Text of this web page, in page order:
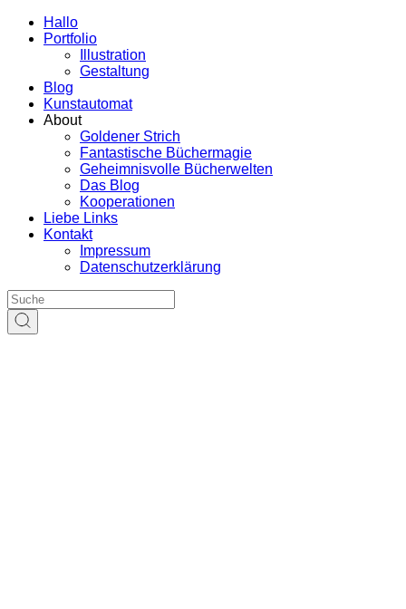
Hallo
Portfolio
Illustration
Gestaltung
Blog
Kunstautomat
About
Goldener Strich
Fantastische Büchermagie
Geheimnisvolle Bücherwelten
Das Blog
Kooperationen
Liebe Links
Kontakt
Impressum
Datenschutzerklärung